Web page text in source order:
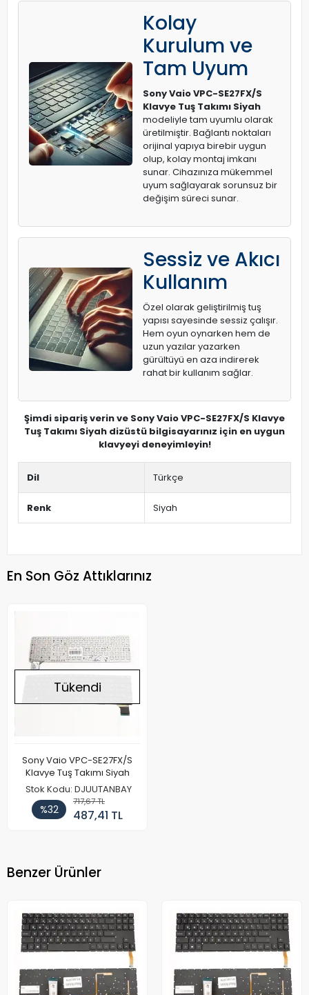
Kolay
Kurulum ve
Tam Uyum
Sony Vaio VPC-SE27FX/S
Klavye Tuş Takımı Siyah
modeliyle tam uyumlu olarak
üretilmiştir. Bağlantı noktaları
orijinal yapıya birebir uygun
olup, kolay montaj imkanı
sunar. Cihazınıza mükemmel
uyum sağlayarak sorunsuz bir
değişim süreci sunar.
Sessiz ve Akıcı
Kullanım
Özel olarak geliştirilmiş tuş
yapısı sayesinde sessiz çalışır.
Hem oyun oynarken hem de
uzun yazılar yazarken
gürültüyü en aza indirerek
rahat bir kullanım sağlar.
Şimdi sipariş verin ve Sony Vaio VPC-SE27FX/S Klavye
Tuş Takımı Siyah dizüstü bilgisayarınız için en uygun
klavyeyi deneyimleyin!
Dil Türkçe
Renk Siyah
En Son Göz Attıklarınız
Tükendi
Sony Vaio VPC-SE27FX/S
Klavye Tuş Takımı Siyah
Stok Kodu: DJUUTANBAY
%32
717,67 TL
487,41 TL
Benzer Ürünler